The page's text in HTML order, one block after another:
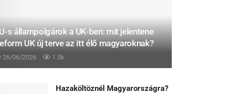
s állampolgárok a UK-ben: mit jelentene
UK új terve az itt élő magyaroknak?
26/06/2026 1.5k
Hazaköltöznél Magyarországra?